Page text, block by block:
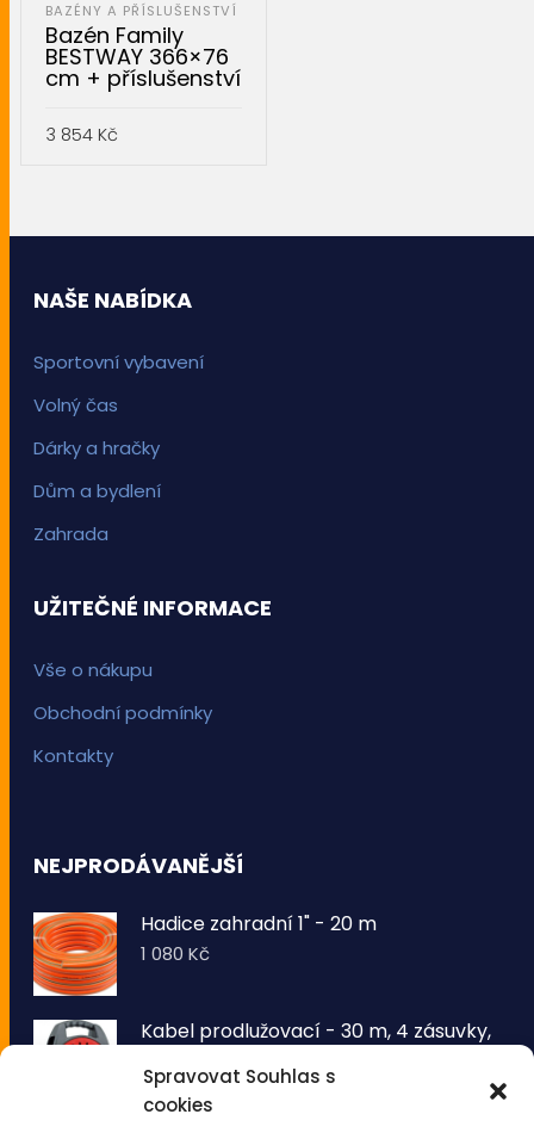
Spravovat Souhlas s
cookies
BAZÉNY A PŘÍSLUŠENSTVÍ
Bazén Family
BESTWAY 366×76
cm + příslušenství
3 854 Kč
NAŠE NABÍDKA
Sportovní vybavení
Volný čas
Dárky a hračky
Dům a bydlení
Zahrada
UŽITEČNÉ INFORMACE
Vše o nákupu
Obchodní podmínky
Kontakty
NEJPRODÁVANĚJŠÍ
Hadice zahradní 1" - 20 m
1 080Kč
Kabel prodlužovací - 30 m, 4 zásuvky,
1 260Kč